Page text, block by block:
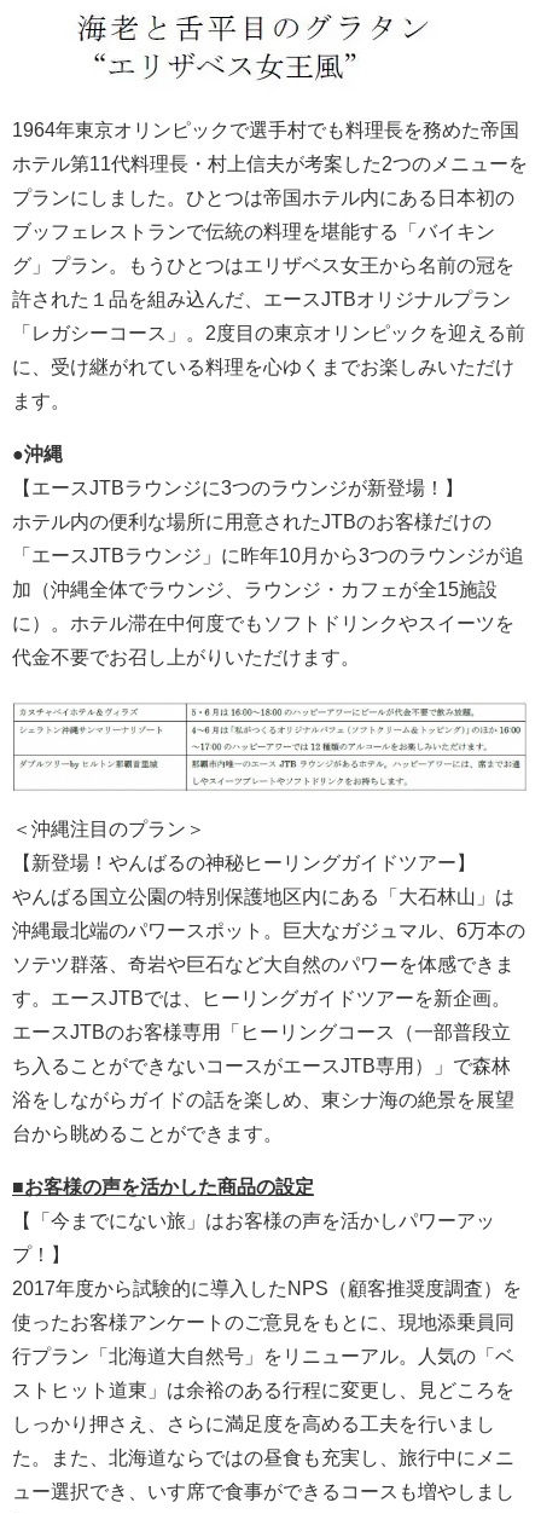
1964年東京オリンピックで選手村でも料理長を務めた帝国
ホテル第11代料理長・村上信夫が考案した2つのメニューを
プランにしました。ひとつは帝国ホテル内にある日本初の
ブッフェレストランで伝統の料理を堪能する「バイキン
グ」プラン。もうひとつはエリザベス女王から名前の冠を
許された１品を組み込んだ、エースJTBオリジナルプラン
「レガシーコース」。2度目の東京オリンピックを迎える前
に、受け継がれている料理を心ゆくまでお楽しみいただけ
ます。
●沖縄
【エースJTBラウンジに3つのラウンジが新登場！】
ホテル内の便利な場所に用意されたJTBのお客様だけの
「エースJTBラウンジ」に昨年10月から3つのラウンジが追
加（沖縄全体でラウンジ、ラウンジ・カフェが全15施設
に）。ホテル滞在中何度でもソフトドリンクやスイーツを
代金不要でお召し上がりいただけます。
＜沖縄注目のプラン＞
【新登場！やんばるの神秘ヒーリングガイドツアー】
やんばる国立公園の特別保護地区内にある「大石林山」は
沖縄最北端のパワースポット。巨大なガジュマル、6万本の
ソテツ群落、奇岩や巨石など大自然のパワーを体感できま
す。エースJTBでは、ヒーリングガイドツアーを新企画。
エースJTBのお客様専用「ヒーリングコース（一部普段立
ち入ることができないコースがエースJTB専用）」で森林
浴をしながらガイドの話を楽しめ、東シナ海の絶景を展望
台から眺めることができます。
■お客様の声を活かした商品の設定
【「今までにない旅」はお客様の声を活かしパワーアッ
プ！】
2017年度から試験的に導入したNPS（顧客推奨度調査）を
使ったお客様アンケートのご意見をもとに、現地添乗員同
行プラン「北海道大自然号」をリニューアル。人気の「ベ
ストヒット道東」は余裕のある行程に変更し、見どころを
しっかり押さえ、さらに満足度を高める工夫を行いまし
た。また、北海道ならではの昼食も充実し、旅行中にメニ
ュー選択でき、いす席で食事ができるコースも増やしまし